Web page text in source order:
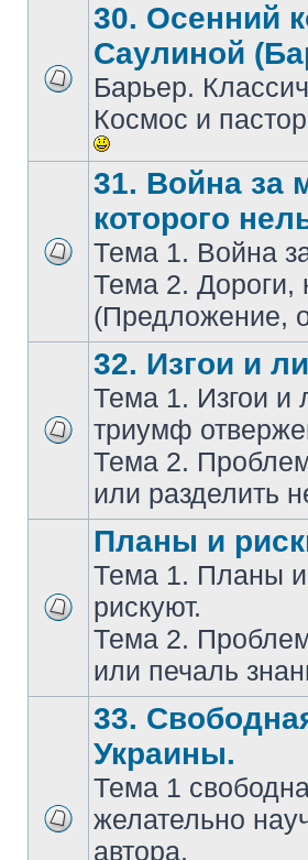
30. Осенний
Саулиной
Барьер.
Космос и
31. Война за
которого
Тема 1. Война
Тема 2. Дороги,
(Предложение,
32. Изгои и
Тема 1. Изгои и
триумф
Тема 2.
или разделить
Планы и
Тема 1. Планы и
рискуют.
Тема 2.
или печаль
33.
Украины.
Тема 1
желательно
автора.